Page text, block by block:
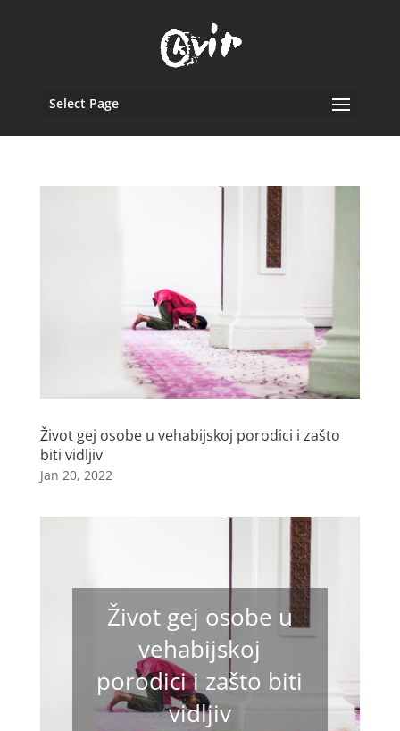
Select Page
Život gej osobe u vehabijskoj porodici i zašto
biti vidljiv
Jan 20, 2022
Život gej osobe u
vehabijskoj
porodici i zašto biti
vidljiv